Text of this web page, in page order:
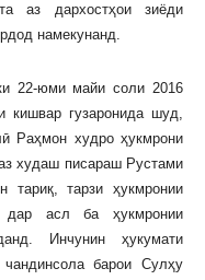
аз дархостҳои зиёди
намекунанд.
22-юми майи соли 2016
кишвар гузаронида шуд,
Раҳмон худро ҳукмрони
худаш писараш Рустами
тарзи ҳукмронии
дар асл ба ҳукмронии
Инчунин ҳукумати
барои Сулҳу